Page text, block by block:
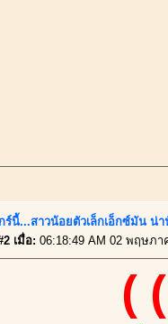
ร์นี้...สาวน้อยตัวเล็กเอ็กซ์มัน น่
เมื่อ: 06:18:49 AM 02 พฤษภา